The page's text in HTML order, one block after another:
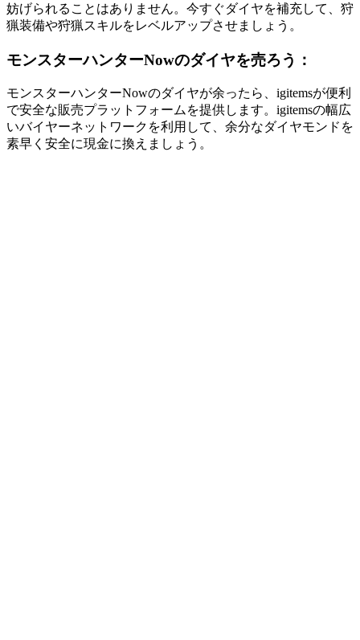
妨げられることはありません。今すぐダイヤを補充して、狩
猟装備や狩猟スキルをレベルアップさせましょう。
モンスターハンターNowのダイヤを売ろう：
モンスターハンターNowのダイヤが余ったら、igitemsが便利
で安全な販売プラットフォームを提供します。igitemsの幅広
いバイヤーネットワークを利用して、余分なダイヤモンドを
素早く安全に現金に換えましょう。